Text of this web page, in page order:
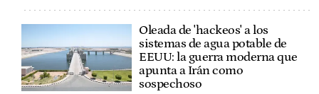
Oleada de 'hackeos' a los
sistemas de agua potable de
EEUU: la guerra moderna que
apunta a Irán como
sospechoso